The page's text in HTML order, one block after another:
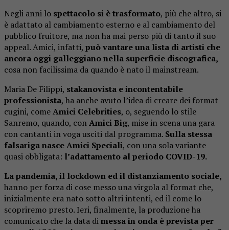
Negli anni lo spettacolo si è trasformato, più che altro, si
è adattato al cambiamento esterno e al cambiamento del
pubblico fruitore, ma non ha mai perso più di tanto il suo
appeal. Amici, infatti, può vantare una lista di artisti che
ancora oggi galleggiano nella superficie discografica,
cosa non facilissima da quando è nato il mainstream.
Maria De Filippi, stakanovista e incontentabile
professionista, ha anche avuto l’idea di creare dei format
cugini, comeAmici Celebrities, o, seguendo lo stile
Sanremo, quando, conAmici Big, mise in scena una gara
con cantanti in voga usciti dal programma. Sulla stessa
falsariga nasce Amici Speciali, con una sola variante
quasi obbligata: l’adattamento al periodo COVID-19.
La pandemia, il lockdown ed il distanziamento sociale,
hanno per forza di cose messo una virgola al format che,
inizialmente era nato sotto altri intenti, ed il come lo
scopriremo presto. Ieri, finalmente, la produzione ha
comunicato che la data dimessa in onda è prevista per